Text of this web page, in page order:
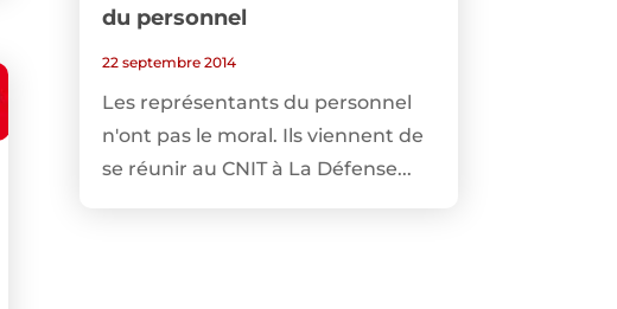
du personnel
22 septembre 2014
Les représentants du personnel
n'ont pas le moral. Ils viennent de
se réunir au CNIT à La Défense...